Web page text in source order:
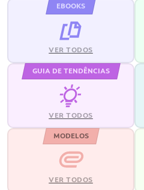
EBOOKS
VER TODOS
GUIA DE TENDÊNCIAS
VER TODOS
MODELOS
VER TODOS